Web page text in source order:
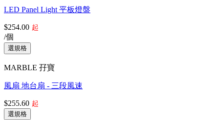
LED Panel Light 平板燈盤
$254.00 起
/個
MARBLE 孖寶
風扇 地台扇 - 三段風速
$255.60 起